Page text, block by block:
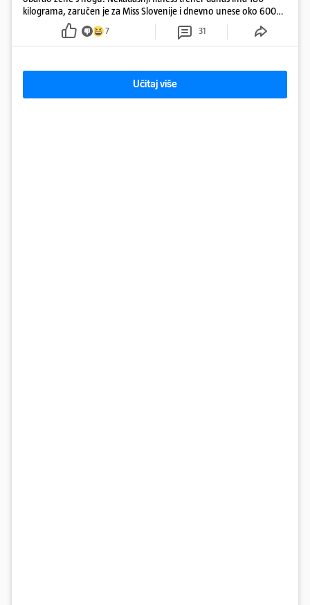
kilograma, zaručen je za Miss Slovenije i dnevno unese oko 6000
7 31
Učitaj više